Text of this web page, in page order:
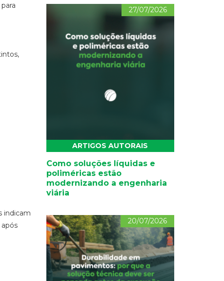
indicam
27/07/2026
ARTIGOS AUTORAIS
Como soluções líquidas e
poliméricas estão
modernizando a engenharia
viária
20/07/2026